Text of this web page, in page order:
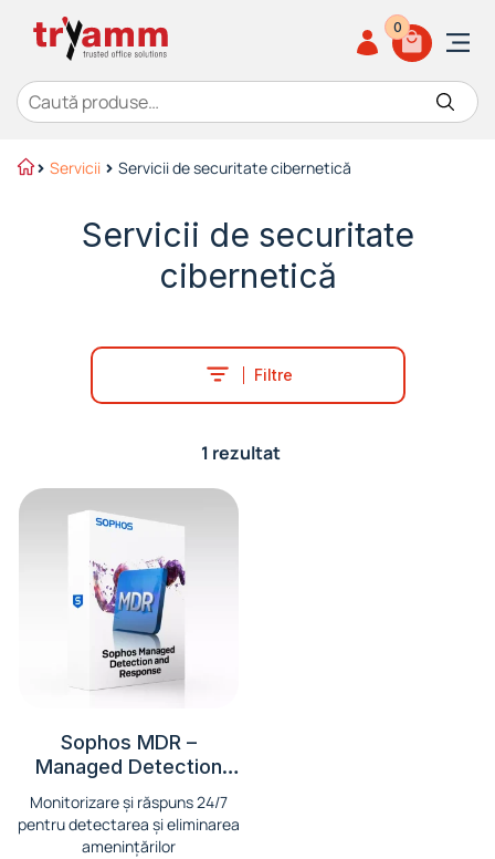
Caută după:
0
Servicii Servicii de securitate cibernetică
Servicii de securitate
cibernetică
Filtre
1 rezultat
Sophos MDR –
Managed Detection
and Response
Monitorizare și răspuns 24/7
pentru detectarea și eliminarea
amenințărilor